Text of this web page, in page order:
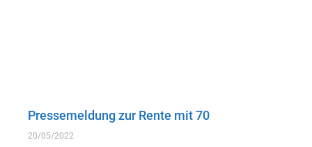
Pressemeldung zur Rente mit 70
20/05/2022